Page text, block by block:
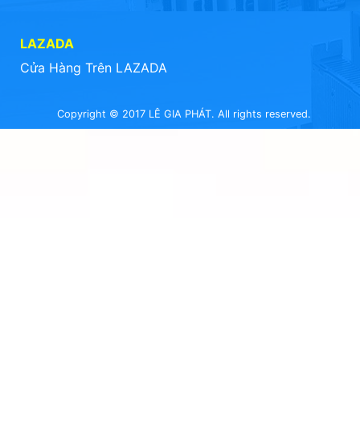
LAZADA
Cửa Hàng Trên LAZADA
Copyright © 2017 LÊ GIA PHÁT. All rights reserved.